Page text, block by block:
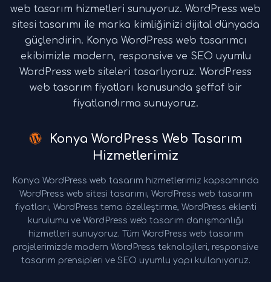
web tasarım hizmetleri sunuyoruz. WordPress web
sitesi tasarımı ile marka kimliğinizi dijital dünyada
güçlendirin. Konya WordPress web tasarımcı
ekibimizle modern, responsive ve SEO uyumlu
WordPress web siteleri tasarlıyoruz. WordPress
web tasarım fiyatları konusunda şeffaf bir
fiyatlandırma sunuyoruz.
Konya WordPress Web Tasarım
Hizmetlerimiz
Konya WordPress web tasarım hizmetlerimiz kapsamında
WordPress web sitesi tasarımı, WordPress web tasarım
fiyatları, WordPress tema özelleştirme, WordPress eklenti
kurulumu ve WordPress web tasarım danışmanlığı
hizmetleri sunuyoruz. Tüm WordPress web tasarım
projelerimizde modern WordPress teknolojileri, responsive
tasarım prensipleri ve SEO uyumlu yapı kullanıyoruz.